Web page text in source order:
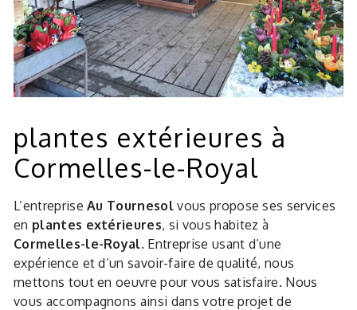
plantes extérieures à
Cormelles-le-Royal
L’entrepriseAu Tournesol vous propose ses services
en plantes extérieures, si vous habitez à
Cormelles-le-Royal. Entreprise usant d’une
expérience et d’un savoir-faire de qualité, nous
mettons tout en oeuvre pour vous satisfaire. Nous
vous accompagnons ainsi dans votre projet de